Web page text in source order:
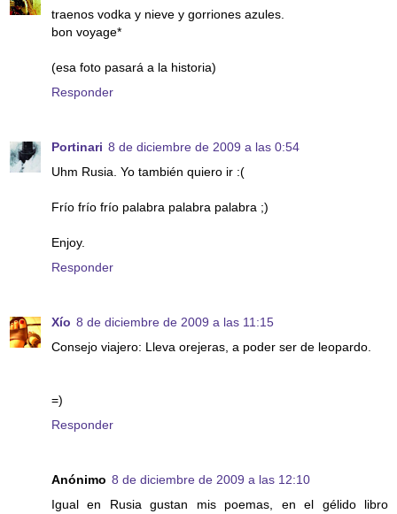
traenos vodka y nieve y gorriones azules.
bon voyage*
(esa foto pasará a la historia)
Responder
Portinari 8 de diciembre de 2009 a las 0:54
Uhm Rusia. Yo también quiero ir :(
Frío frío frío palabra palabra palabra ;)
Enjoy.
Responder
Xío 8 de diciembre de 2009 a las 11:15
Consejo viajero: Lleva orejeras, a poder ser de leopardo.
=)
Responder
Anónimo 8 de diciembre de 2009 a las 12:10
Igual en Rusia gustan mis poemas, en el gélido libro